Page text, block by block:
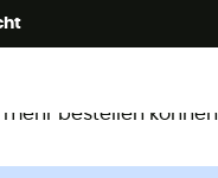
bestellen können.